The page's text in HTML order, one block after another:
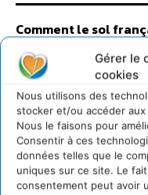
Gérer le
cookies
Nous utilisons des
stocker et/ou accéder
Nous le faisons pour
Consentir à ces
données telles que le
uniques sur ce site. Le
consentement peut avoir
Comment le sol
hydrique et déréglé
2 août 2026
Développer notre
non humaines avec
30 juillet 2026
Un kit citoyen pour
développement des
villes
29 juillet 2026